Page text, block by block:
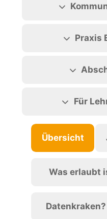
Praxis
Für
Übersicht
Was erlaubt
Datenkraken?